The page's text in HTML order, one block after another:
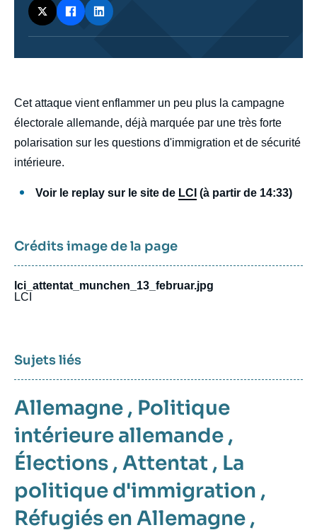
body
Cet attaque vient enflammer un peu plus la campagne
électorale allemande, déjà marquée par une très forte
polarisation sur les questions d'immigration et de sécurité
intérieure.
Voir le replay sur le site de LCI (à partir de 14:33)
Crédits image de la page
lci_attentat_munchen_13_februar.jpg
LCI
Sujets liés
Allemagne , Politique
intérieure allemande ,
Élections , Attentat , La
politique d'immigration ,
Réfugiés en Allemagne ,